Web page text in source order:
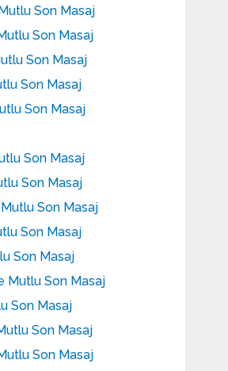
Son Masaj
Son Masaj
Son Masaj
Son Masaj
Son Masaj
Son Masaj
Son Masaj
Son Masaj
Son Masaj
Son Masaj
Mutlu Son Masaj
Son Masaj
Son Masaj
Son Masaj